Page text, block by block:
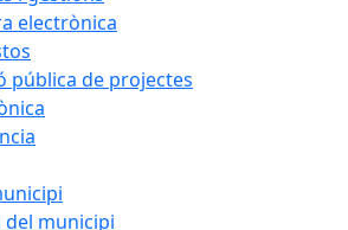
electrònica
pública de projectes
del municipi